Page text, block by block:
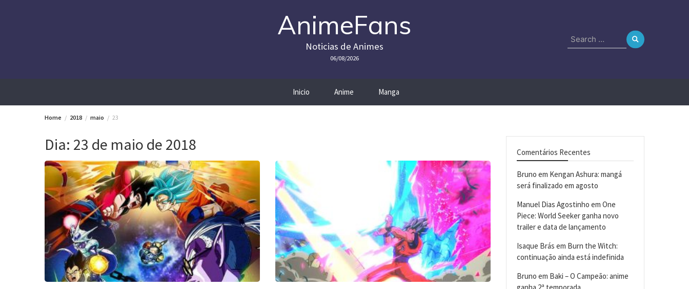
AnimeFans
Noticias de Animes
06/08/2026
Search
for:
Inicio Anime Manga
Home 2018 maio 23
Dia: 23 de maio de 2018 Comentários Recentes
Bruno em Kengan Ashura: mangá
será finalizado em agosto
Manuel Dias Agostinho em One
Piece: World Seeker ganha novo
trailer e data de lançamento
Isaque Brás em Burn the Witch:
continuação ainda está indefinida
Bruno em Baki – O Campeão: anime